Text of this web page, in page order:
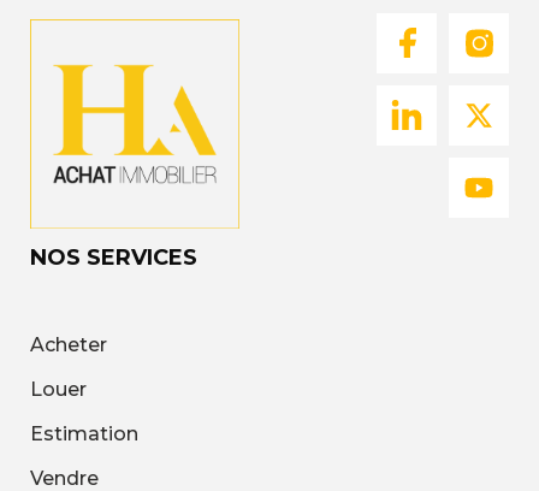
NOS SERVICES
Acheter
Louer
Estimation
Vendre